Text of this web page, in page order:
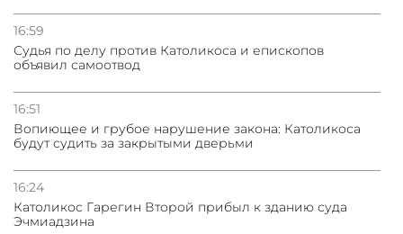
16:59
Судья по делу против Католикоса и епископов
объявил самоотвод
16:51
Вопиющее и грубое нарушение закона: Католикоса
будут судить за закрытыми дверьми
16:24
Католикос Гарегин Второй прибыл к зданию суда
Эчмиадзина
погрануправления СНБ Армении в Тбилиси